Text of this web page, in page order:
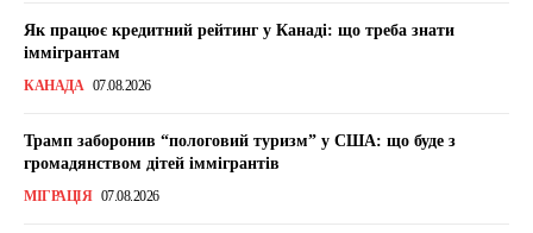
Як працює кредитний рейтинг у Канаді: що треба знати
іммігрантам
КАНАДА 07.08.2026
Трамп заборонив “пологовий туризм” у США: що буде з
громадянством дітей іммігрантів
МІГРАЦІЯ 07.08.2026